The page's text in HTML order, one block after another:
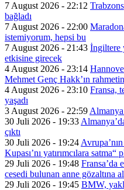
7 August 2026 - 22:12
bağladı
7 August 2026 - 22:00
istemiyorum, hepsi bu
7 August 2026 - 21:43 İngiltere
etkisine girecek
4 August 2026 - 23:14
Mehmet Genç Hakk’ın
4 August 2026 - 23:10 Fransa,
yaşadı
3 August 2026 - 22:59
30 Juli 2026 - 19:33
çıktı
30 Juli 2026 - 19:24
Kupası’nı yatırımcılara satma“
29 Juli 2026 - 19:48 Fransa’da
cesedi bulunan anne gözaltına
29 Juli 2026 - 19:45 BMW,